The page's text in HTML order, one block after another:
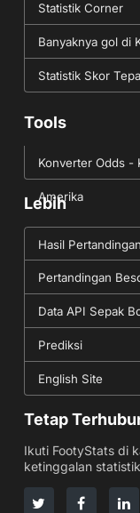
Statistik Corner
Banyaknya gol di
Statistik Skor
Tools
Konverter Odds -
Amerika
Lebih
Hasil
Pertandingan
Data API Sepak
Prediksi
English Site
Tetap
Ikuti FootyStats di
ketinggalan